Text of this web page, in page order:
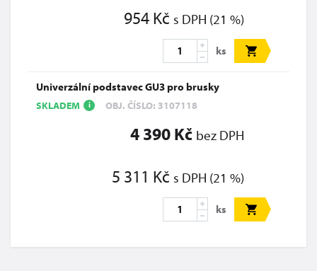
954 Kč s DPH (21 %)
ks
Univerzální podstavec GU3 pro brusky
SKLADEM i OBJ. ČÍSLO: 3107118
4 390 Kč bez DPH
5 311 Kč s DPH (21 %)
ks